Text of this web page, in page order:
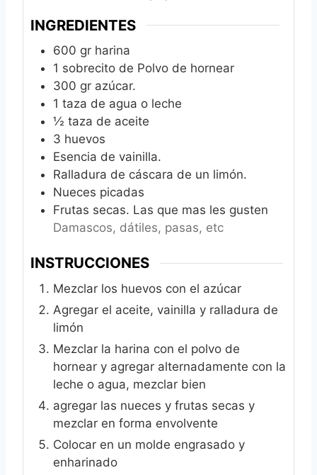
INGREDIENTES
600 gr harina
1 sobrecito de Polvo de hornear
300 gr azúcar.
1 taza de agua o leche
½ taza de aceite
3 huevos
Esencia de vainilla.
Ralladura de cáscara de un limón.
Nueces picadas
Frutas secas. Las que mas les gusten
Damascos, dátiles, pasas, etc
INSTRUCCIONES
Mezclar los huevos con el azúcar
Agregar el aceite, vainilla y ralladura de
limón
Mezclar la harina con el polvo de
hornear y agregar alternadamente con la
leche o agua, mezclar bien
agregar las nueces y frutas secas y
mezclar en forma envolvente
Colocar en un molde engrasado y
enharinado